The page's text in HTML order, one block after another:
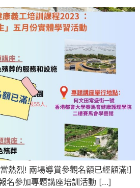
熱烈! 兩場導賞參觀名額已經額滿!]
名參加專題講座培訓活動 […]